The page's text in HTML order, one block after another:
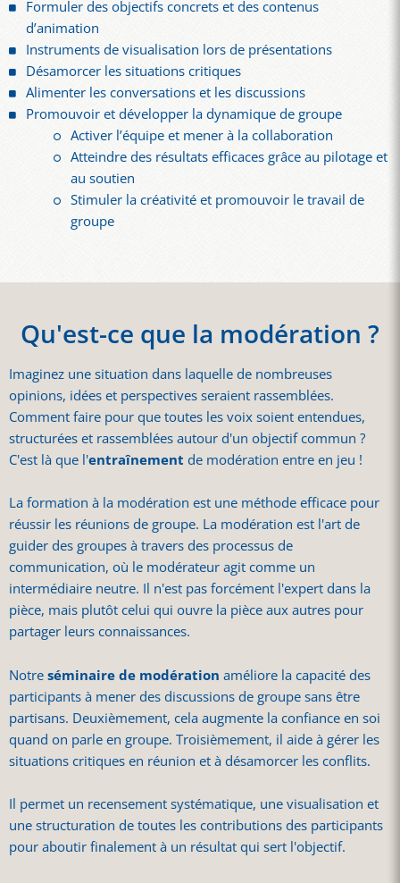
Formuler des objectifs concrets et des contenus
d’animation
Instruments de visualisation lors de présentations
Désamorcer les situations critiques
Alimenter les conversations et les discussions
Promouvoir et développer la dynamique de groupe
Activer l’équipe et mener à la collaboration
Atteindre des résultats efficaces grâce au pilotage et
au soutien
Stimuler la créativité et promouvoir le travail de
groupe
Qu'est-ce que la modération ?
Imaginez une situation dans laquelle de nombreuses
opinions, idées et perspectives seraient rassemblées.
Comment faire pour que toutes les voix soient entendues,
structurées et rassemblées autour d'un objectif commun ?
C'est là que l'entraînement de modération entre en jeu !
La formation à la modération est une méthode efficace pour
réussir les réunions de groupe. La modération est l'art de
guider des groupes à travers des processus de
communication, où le modérateur agit comme un
intermédiaire neutre. Il n'est pas forcément l'expert dans la
pièce, mais plutôt celui qui ouvre la pièce aux autres pour
partager leurs connaissances.
Notreséminaire de modération améliore la capacité des
participants à mener des discussions de groupe sans être
partisans. Deuxièmement, cela augmente la confiance en soi
quand on parle en groupe. Troisièmement, il aide à gérer les
situations critiques en réunion et à désamorcer les conflits.
Il permet un recensement systématique, une visualisation et
une structuration de toutes les contributions des participants
pour aboutir finalement à un résultat qui sert l'objectif.